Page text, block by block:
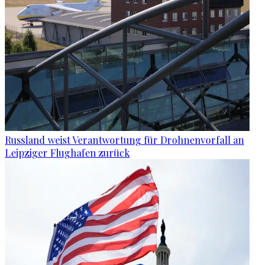
Russland weist Verantwortung für Drohnenvorfall an
Leipziger Flughafen zurück